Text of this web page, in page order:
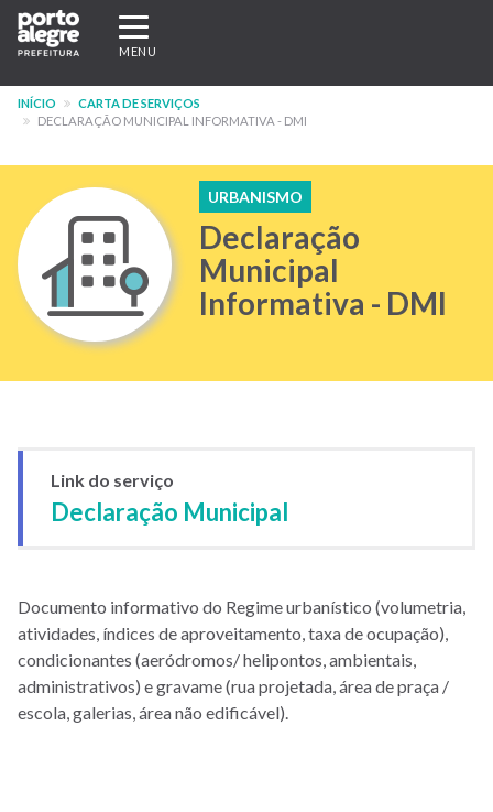
Pular
para
conteúdo
principal
Expandir/recolher
navegação
MENU
INÍCIO
CARTA DE SERVIÇOS
DECLARAÇÃO MUNICIPAL INFORMATIVA - DMI
URBANISMO
Declaração
Municipal
Informativa - DMI
Link do serviço
Declaração Municipal
Documento informativo do Regime urbanístico (volumetria,
atividades, índices de aproveitamento, taxa de ocupação),
condicionantes (aeródromos/ helipontos, ambientais,
administrativos) e gravame (rua projetada, área de praça /
escola, galerias, área não edificável).